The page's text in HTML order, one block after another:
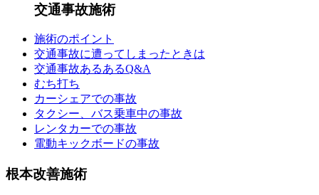
交通事故施術
施術のポイント
交通事故に遭ってしまったときは
交通事故あるあるQ&A
むち打ち
カーシェアでの事故
タクシー、バス乗車中の事故
レンタカーでの事故
電動キックボードの事故
根本改善施術